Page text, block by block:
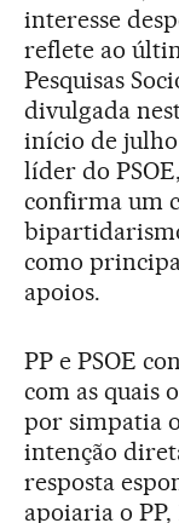
interesse
reflete ao
Pesquisas
divulgada
início de
líder do
confirma um
como
apoios.
PP e PSOE
com as quais
por simpatia
intenção
resposta
apoiaria o